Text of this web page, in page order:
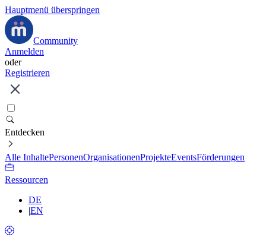
Hauptmenü überspringen
Community
Anmelden
oder
Registrieren
Entdecken
Alle InhaltePersonenOrganisationenProjekteEventsFörderungen
Ressourcen
DE
|EN